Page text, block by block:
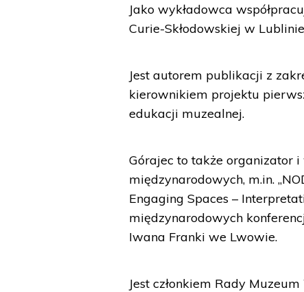
Jako wykładowca
Curie-Skłodowskiej w
Jest autorem publikacji z
kierownikiem projektu
edukacji muzealnej.
Górajec to także organizator
międzynarodowych, m.in.
Engaging Spaces –
międzynarodowych
Iwana Franki we Lwowie.
Jest członkiem Rady